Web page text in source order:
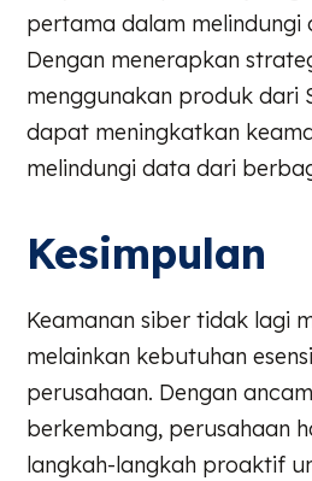
pertama dalam melindungi
Dengan menerapkan
menggunakan produk dari
dapat meningkatkan
melindungi data dari
Kesimpulan
Keamanan siber tidak lagi
melainkan kebutuhan
perusahaan. Dengan
berkembang, perusahaan
langkah-langkah proaktif